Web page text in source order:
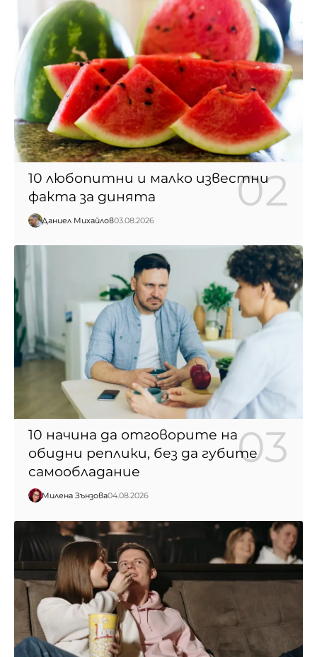
10 любопитни и малко известни
факта за динята
Даниел Михайлов03.08.2026
10 начина да отговорите на
обидни реплики, без да губите
самообладание
Милена Зънзова04.08.2026